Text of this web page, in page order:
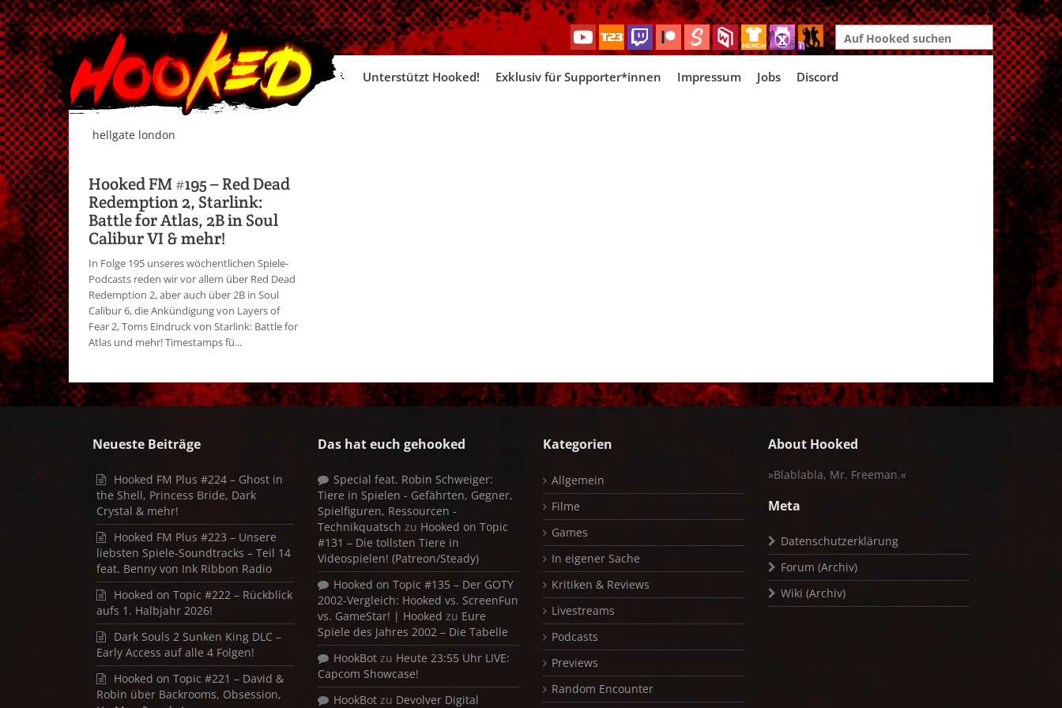
Search
for:
Skip
Unterstützt Hooked! Exklusiv für Supporter*innen Impressum Jobs Discord
hellgate london
Hooked FM #195 – Red Dead
Redemption 2, Starlink:
Battle for Atlas, 2B in Soul
Calibur VI & mehr!
In Folge 195 unseres wöchentlichen Spiele-
Podcasts reden wir vor allem über Red Dead
Redemption 2, aber auch über 2B in Soul
Calibur 6, die Ankündigung von Layers of
Fear 2, Toms Eindruck von Starlink: Battle for
Atlas und mehr! Timestamps fü...
Neueste Beiträge
Hooked FM Plus #224 – Ghost in
the Shell, Princess Bride, Dark
Crystal & mehr!
Hooked FM Plus #223 – Unsere
liebsten Spiele-Soundtracks – Teil 14
feat. Benny von Ink Ribbon Radio
Hooked on Topic #222 – Rückblick
aufs 1. Halbjahr 2026!
Dark Souls 2 Sunken King DLC –
Early Access auf alle 4 Folgen!
Hooked on Topic #221 – David &
Robin über Backrooms, Obsession,
Das hat euch gehooked
Special feat. Robin Schweiger:
Tiere in Spielen - Gefährten, Gegner,
Spielfiguren, Ressourcen -
Technikquatsch zu Hooked on Topic
#131 – Die tollsten Tiere in
Videospielen! (Patreon/Steady)
Hooked on Topic #135 – Der GOTY
2002-Vergleich: Hooked vs. ScreenFun
vs. GameStar! | Hooked zu Eure
Spiele des Jahres 2002 – Die Tabelle
HookBot zu Heute 23:55 Uhr LIVE:
Capcom Showcase!
HookBot zu Devolver Digital
Kategorien
Allgemein
Filme
Games
In eigener Sache
Kritiken & Reviews
Livestreams
Podcasts
Previews
Random Encounter
About Hooked
»Blablabla, Mr. Freeman.«
Meta
Datenschutzerklärung
Forum (Archiv)
Wiki (Archiv)